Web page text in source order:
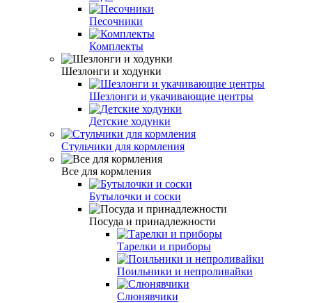
Песочники
Комплекты
Шезлонги и ходунки
Шезлонги и укачивающие центры
Детские ходунки
Стульчики для кормления
Все для кормления
Бутылочки и соски
Посуда и принадлежности
Тарелки и приборы
Поильники и непроливайки
Слюнявчики